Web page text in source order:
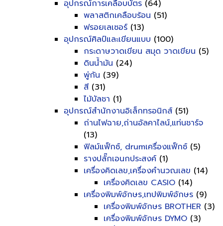
อุปกรณ์การเคลือบบัตร (64)
พลาสติกเคลือบร้อน (51)
ฟรอยเลเซอร์ (13)
อุปกรณ์ศิลป์และเขียนแบบ (100)
กระดาษวาดเขียน สมุด วาดเขียน (5)
ดินน้ำมัน (24)
พู่กัน (39)
สี (31)
ไม้บัลชา (1)
อุปกรณ์สำนักงานอิเล็กทรอนิกส์ (51)
ถ่านไฟฉาย,ถ่านอัลคาไลน์,แท่นชาร์จ
(13)
ฟิลม์แฟ็กซ์, drumเครื่องแฟ็กซ์ (5)
รางปลั๊กเอนกประสงค์ (1)
เครื่องคิดเลข,เครื่องคำนวณเลข (14)
เครื่องคิดเลข CASIO (14)
เครื่องพิมพ์อักษร,เทปพิมพ์อักษร (9)
เครื่องพิมพ์อักษร BROTHER (3)
เครื่องพิมพ์อักษร DYMO (3)